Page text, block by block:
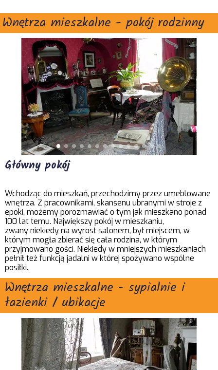
Wnętrza mieszkalne - pokój rodzinny
Główny pokój
Wchodząc do mieszkań, przechodzimy przez umeblowane
wnętrza. Z pracownikami, skansenu ubranymi w stroje z
epoki, możemy porozmawiać o tym jak mieszkano ponad
100 lat temu. Największy pokój w mieszkaniu,
zwany niekiedy na wyrost salonem, był miejscem, w
którym mogła zbierać się cała rodzina, w którym
przyjmowano gości. Niekiedy w mniejszych mieszkaniach
pełnił też funkcją jadalni w której spożywano wspólne
posiłki.
Wnętrza mieszkalne - sypialnie i
łazienki / ubikacje